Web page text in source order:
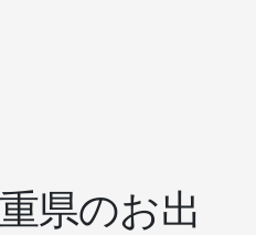
県のお出